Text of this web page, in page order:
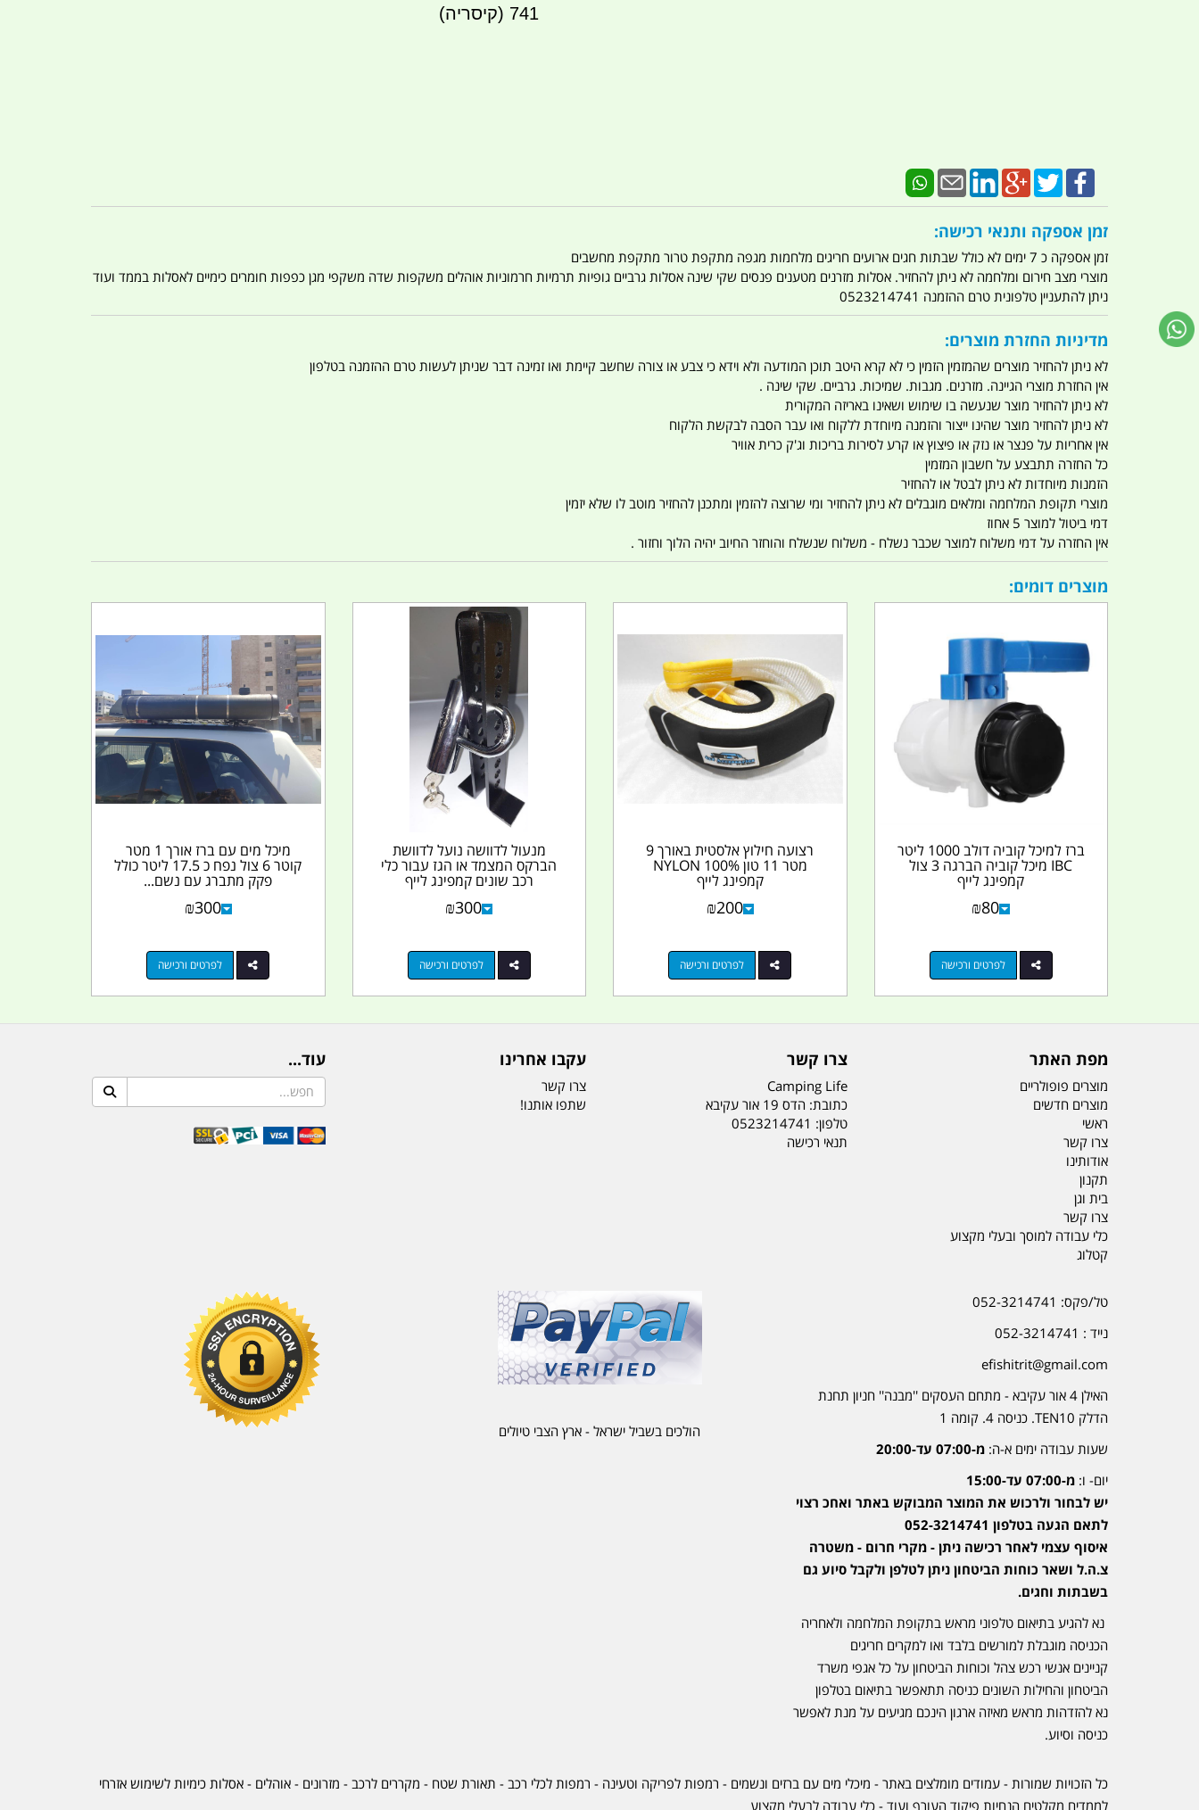
741 (קיסריה)
זמן אספקה ותנאי רכישה:
זמן אספקה כ 7 ימים לא כולל שבתות חגים ארועים חריגים מלחמות מגפה מתקפת טרור מתקפת מחשבים
מוצרי מצב חירום ומלחמה לא ניתן להחזיר. אסלות מזרנים מטענים פנסים שקי שינה אסלות גרביים גופיות תרמיות חרמוניות אוהלים משקפות שדה משקפי מגן כפפות חומרים כימיים לאסלות בממד ועוד
ניתן להתעניין טלפונית טרם ההזמנה 0523214741
מדיניות החזרת מוצרים:
לא ניתן להחזיר מוצרים שהמזמין הזמין כי לא קרא היטב תוכן המודעה ולא וידא כי צבע או צורה שחשב קיימת ואו זמינה דבר שניתן לעשות טרם ההזמנה בטלפון
אין החזרת מוצרי הגיינה. מזרנים. מגבות. שמיכות. גרביים. שקי שינה .
לא ניתן להחזיר מוצר שנעשה בו שימוש ושאינו באריזה המקורית
לא ניתן להחזיר מוצר שהינו ייצור והזמנה מיוחדת ללקוח ואו עבר הסבה לבקשת הלקוח
אין אחריות על פנצר או נזק או פיצוץ או קרע לסירות בריכות וג'ק כרית אוויר
כל החזרה תתבצע על חשבון המזמין
הזמנות מיוחדות לא ניתן לבטל או להחזיר
מוצרי תקופת המלחמה ומלאים מוגבלים לא ניתן להחזיר ומי שרוצה להזמין ומתכנן להחזיר מוטב לו שלא יזמין
דמי ביטול למוצר 5 אחוז
אין החזרה על דמי משלוח למוצר שכבר נשלח - משלוח שנשלח והוחזר החיוב יהיה הלוך וחזור .
מוצרים דומים:
ברז למיכל קוביה דולב 1000 ליטר
IBC מיכל קוביה הברגה 3 צול
קמפינג לייף
₪80
לפרטים ורכישה
רצועה חילוץ אלסטית באורך 9
מטר 11 טון 100% NYLON
קמפינג לייף
₪200
לפרטים ורכישה
מנעול לדוושה נועל לדוושת
הברקס המצמד או הגז עבור כלי
רכב שונים קמפינג לייף
₪300
לפרטים ורכישה
מיכל מים עם ברז אורך 1 מטר
קוטר 6 צול נפח כ 17.5 ליטר כולל
פקק מתברג עם נשם...
₪300
לפרטים ורכישה
מפת האתר
מוצרים פופולריים
מוצרים חדשים
ראשי
צרו קשר
אודותינו
תקנון
בית וגן
צרו קשר
כלי עבודה למוסך ובעלי מקצוע
קטלוג
צרו קשר
Camping Life
כתובת: הדס 19 אור עקיבא
טלפון: 0523214741
תנאי רכישה
עקבו אחרינו
צרו קשר
שתפו אותנו!
עוד...
טל/פקס: 052-3214741
נייד : 052-3214741
efishitrit@gmail.com
האילן 4 אור עקיבא - מתחם העסקים ''מבנה'' חניון תחנת
הדלק TEN10. כניסה 4. קומה 1
שעות עבודה ימים א-ה: מ-07:00 עד-20:00
יום- ו: מ-07:00 עד-15:00
יש לבחור ולרכוש את המוצר המבוקש באתר ואחכ רצוי
לתאם הגעה בטלפון 052-3214741
איסוף עצמי לאחר רכישה ניתן - מקרי חרום - משטרה
צ.ה.ל ושאר כוחות הביטחון ניתן לטלפן ולקבל סיוע גם
בשבתות וחגים.
נא להגיע בתיאום טלפוני מראש בתקופת המלחמה ולאחריה
הכניסה מוגבלת למורשים בלבד ואו למקרים חריגים
קניינים אנשי רכש צהל וכוחות הביטחון על כל אגפי משרד
הביטחון והחילות השונים כניסה תתאפשר בתיאום בטלפון
נא להזדהות מראש מאיזה ארגון הינכם מגיעים על מנת לאפשר
כניסה וסיוע.
הולכים בשביל ישראל - ארץ הצבי טיולים
כל הזכויות שמורות - עמודים מומלצים באתר - מיכלי מים עם ברזים ונשמים - רמפות לפריקה וטעינה - רמפות לכלי רכב - תאורת שטח - מקררים לרכב - מזרונים - אוהלים - אסלות כימיות לשימוש אזרחי
לממדים מקלטים הנחיות פיקוד העורף ועוד - כלי עבודה לבעלי מקצוע